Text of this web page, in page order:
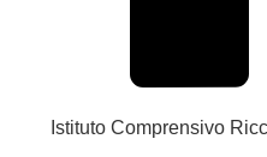
Istituto Comprensivo